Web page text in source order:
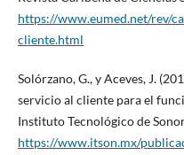
https://www.eumed.net/rev/
cliente.html
Solórzano, G., y Aceves, J.
servicio al cliente para el
Instituto Tecnológico de
https://www.itson.mx/